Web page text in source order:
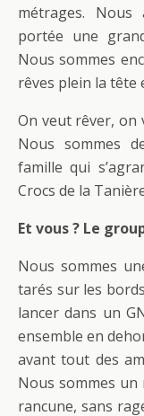
métrages. Nous
portée une
Nous sommes
rêves plein la tête
On veut rêver, on
Nous sommes
famille qui
Crocs de la
Et vous ? Le
Nous sommes
tarés sur les
lancer dans un
ensemble en
avant tout des
Nous sommes un
rancune, sans